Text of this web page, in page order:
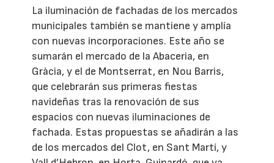
La iluminación de fachadas de los mercados
municipales también se mantiene y amplía
con nuevas incorporaciones. Este año se
sumarán el mercado de la Abaceria, en
Gràcia, y el de Montserrat, en Nou Barris,
que celebrarán sus primeras fiestas
navideñas tras la renovación de sus
espacios con nuevas iluminaciones de
fachada. Estas propuestas se añadirán a las
de los mercados del Clot, en Sant Martí, y